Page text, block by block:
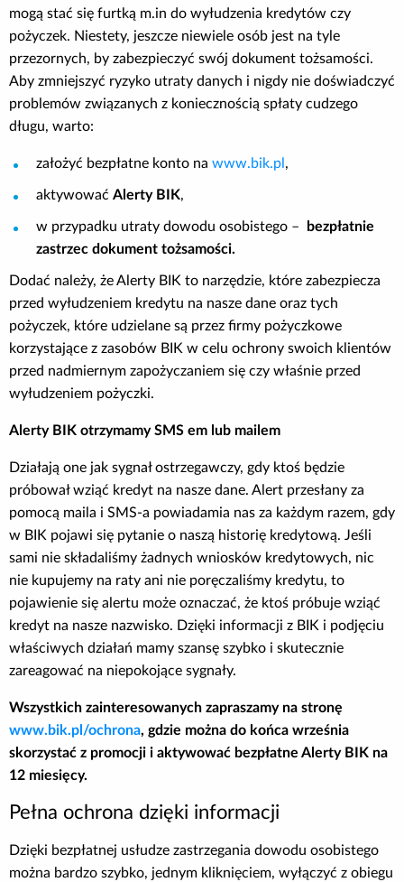
mogą stać się furtką m.in do wyłudzenia kredytów czy
pożyczek. Niestety, jeszcze niewiele osób jest na tyle
przezornych, by zabezpieczyć swój dokument tożsamości.
Aby zmniejszyć ryzyko utraty danych i nigdy nie doświadczyć
problemów związanych z koniecznością spłaty cudzego
długu, warto:
założyć bezpłatne konto na www.bik.pl ,
aktywować Alerty BIK,
w przypadku utraty dowodu osobistego –
bezpłatnie
zastrzec dokument tożsamości.
Dodać należy, że Alerty BIK to narzędzie, które zabezpiecza
przed wyłudzeniem kredytu na nasze dane oraz tych
pożyczek, które udzielane są przez firmy pożyczkowe
korzystające z zasobów BIK w celu ochrony swoich klientów
przed nadmiernym zapożyczaniem się czy właśnie przed
wyłudzeniem pożyczki.
Alerty BIK otrzymamy SMS em lub mailem
Działają one jak sygnał ostrzegawczy, gdy ktoś będzie
próbował wziąć kredyt na nasze dane. Alert przesłany za
pomocą maila i SMS-a powiadamia nas za każdym razem, gdy
w BIK pojawi się pytanie o naszą historię kredytową. Jeśli
sami nie składaliśmy żadnych wniosków kredytowych, nic
nie kupujemy na raty ani nie poręczaliśmy kredytu, to
pojawienie się alertu może oznaczać, że ktoś próbuje wziąć
kredyt na nasze nazwisko. Dzięki informacji z BIK i podjęciu
właściwych działań mamy szansę szybko i skutecznie
zareagować na niepokojące sygnały.
Wszystkich zainteresowanych zapraszamy na stronę
www.bik.pl/ochrona, gdzie można do końca września
skorzystać z promocji i aktywować bezpłatne Alerty BIK na
12 miesięcy.
Pełna ochrona dzięki informacji
Dzięki bezpłatnej usłudze zastrzegania dowodu osobistego
można bardzo szybko, jednym kliknięciem, wyłączyć z obiegu